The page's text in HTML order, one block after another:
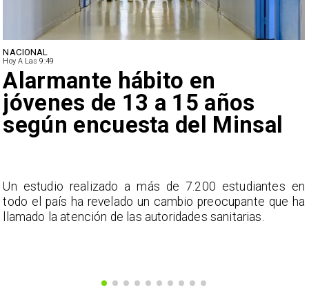
NACIONAL
Hoy A Las 9:49
Alarmante hábito en
jóvenes de 13 a 15 años
según encuesta del Minsal
Un estudio realizado a más de 7.200 estudiantes en
todo el país ha revelado un cambio preocupante que ha
llamado la atención de las autoridades sanitarias.